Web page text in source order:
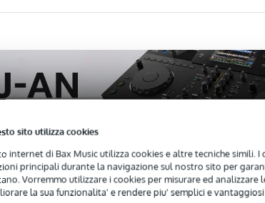
sito utilizza cookies
internet di Bax Music utilizza cookies e altre tecniche simili.
principali durante la navigazione sul nostro sito per
Vorremmo utilizzare i cookies per misurare ed
la sua funzionalita' e rendere piu' semplici e
(0) Download (1)